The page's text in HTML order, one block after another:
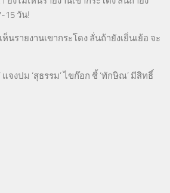
15 วัน!
ห็นรายงานเขากระโดง ลั่นถ้ายังเยิ่นเย้อ จะ
แจงปม ‘สุธรรม’ ไขก๊อก ชี้ ‘ทักษิณ’ มีสิทธิ์